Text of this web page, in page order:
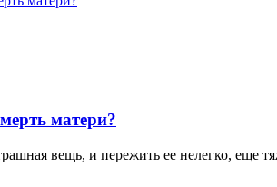
матери?
вещь, и пережить ее нелегко, еще